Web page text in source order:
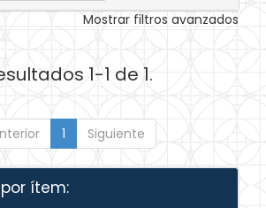
Mostrar filtros avanzados
1-1 de 1.
1 Siguiente
ítem: